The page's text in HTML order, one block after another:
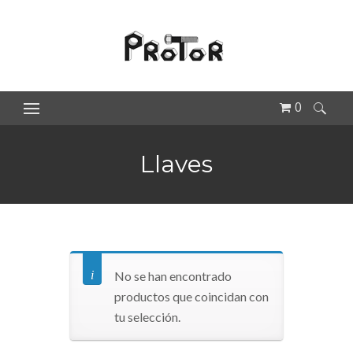
0
Llaves
No se han encontrado
productos que coincidan con
tu selección.